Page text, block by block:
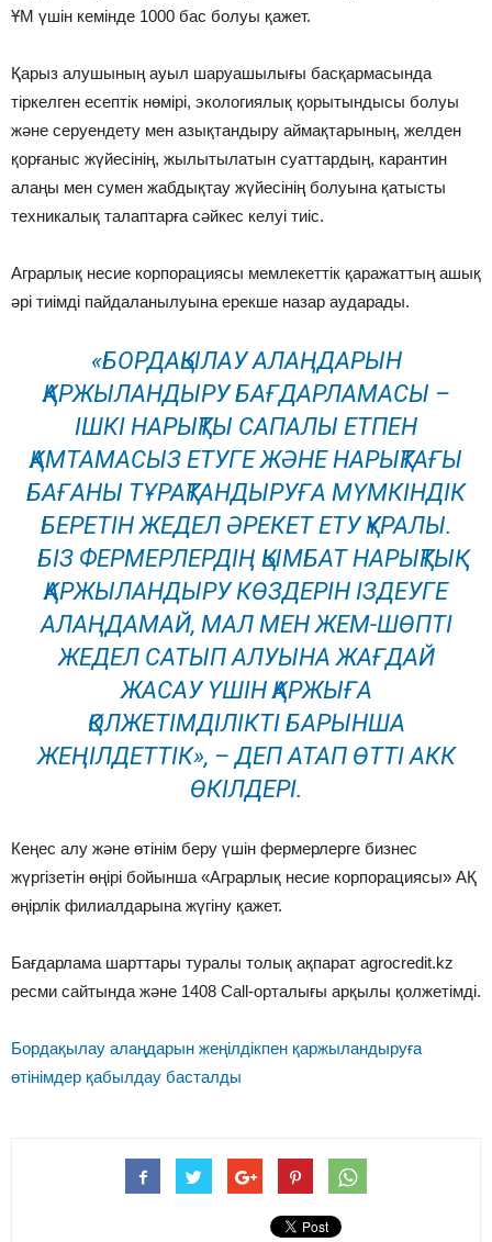
ҰМ үшін кемінде 1000 бас болуы қажет.
Қарыз алушының ауыл шаруашылығы басқармасында
тіркелген есептік нөмірі, экологиялық қорытындысы болуы
және серуендету мен азықтандыру аймақтарының, желден
қорғаныс жүйесінің, жылытылатын суаттардың, карантин
алаңы мен сумен жабдықтау жүйесінің болуына қатысты
техникалық талаптарға сәйкес келуі тиіс.
Аграрлық несие корпорациясы мемлекеттік қаражаттың ашық
әрі тиімді пайдаланылуына ерекше назар аударады.
«БОРДАҚЫЛАУ АЛАҢДАРЫН
ҚАРЖЫЛАНДЫРУ БАҒДАРЛАМАСЫ –
ІШКІ НАРЫҚТЫ САПАЛЫ ЕТПЕН
ҚАМТАМАСЫЗ ЕТУГЕ ЖӘНЕ НАРЫҚТАҒЫ
БАҒАНЫ ТҰРАҚТАНДЫРУҒА МҮМКІНДІК
БЕРЕТІН ЖЕДЕЛ ӘРЕКЕТ ЕТУ ҚҰРАЛЫ.
БІЗ ФЕРМЕРЛЕРДІҢ ҚЫМБАТ НАРЫҚТЫҚ
ҚАРЖЫЛАНДЫРУ КӨЗДЕРІН ІЗДЕУГЕ
АЛАҢДАМАЙ, МАЛ МЕН ЖЕМ-ШӨПТІ
ЖЕДЕЛ САТЫП АЛУЫНА ЖАҒДАЙ
ЖАСАУ ҮШІН ҚАРЖЫҒА
ҚОЛЖЕТІМДІЛІКТІ БАРЫНША
ЖЕҢІЛДЕТТІК», – ДЕП АТАП ӨТТІ АКК
ӨКІЛДЕРІ.
Кеңес алу және өтінім беру үшін фермерлерге бизнес
жүргізетін өңірі бойынша «Аграрлық несие корпорациясы» АҚ
өңірлік филиалдарына жүгіну қажет.
Бағдарлама шарттары туралы толық ақпарат agrocredit.kz
ресми сайтында және 1408 Call-орталығы арқылы қолжетімді.
Бордақылау алаңдарын жеңілдікпен қаржыландыруға
өтінімдер қабылдау басталды